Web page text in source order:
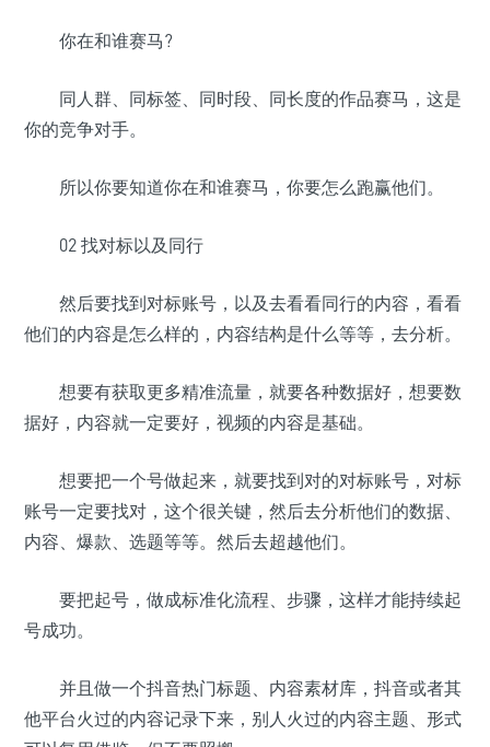
你在和谁赛马?
同人群、同标签、同时段、同长度的作品赛马，这是
你的竞争对手。
所以你要知道你在和谁赛马，你要怎么跑赢他们。
02 找对标以及同行
然后要找到对标账号，以及去看看同行的内容，看看
他们的内容是怎么样的，内容结构是什么等等，去分析。
想要有获取更多精准流量，就要各种数据好，想要数
据好，内容就一定要好，视频的内容是基础。
想要把一个号做起来，就要找到对的对标账号，对标
账号一定要找对，这个很关键，然后去分析他们的数据、
内容、爆款、选题等等。然后去超越他们。
要把起号，做成标准化流程、步骤，这样才能持续起
号成功。
并且做一个抖音热门标题、内容素材库，抖音或者其
他平台火过的内容记录下来，别人火过的内容主题、形式